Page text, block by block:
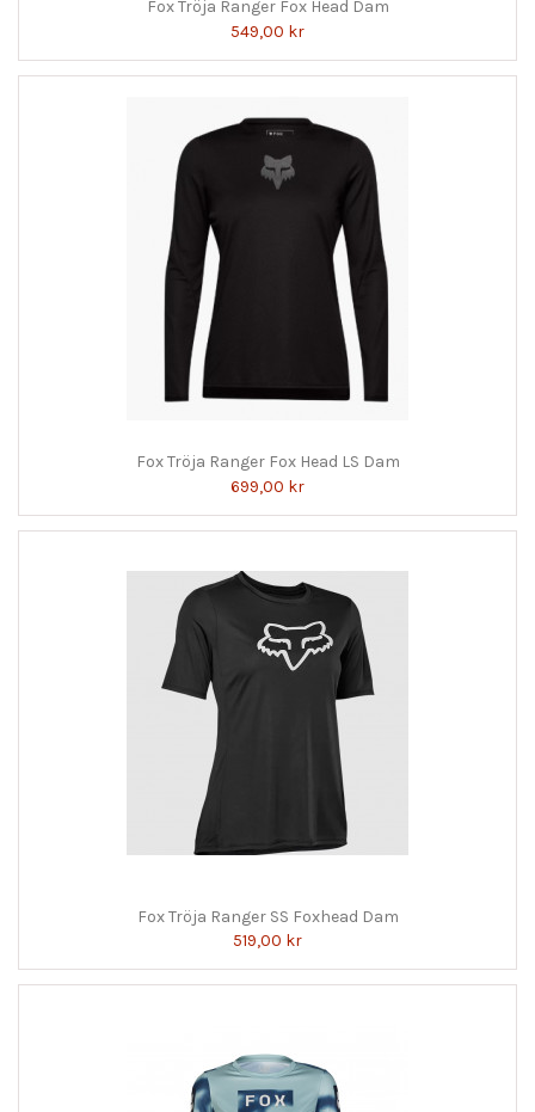
Fox Tröja Ranger Fox Head Dam
549,00 kr
Fox Tröja Ranger Fox Head LS Dam
699,00 kr
Fox Tröja Ranger SS Foxhead Dam
519,00 kr